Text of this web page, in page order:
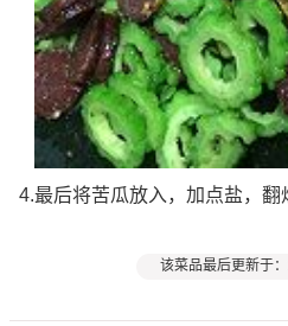
4.最后将苦瓜放入，加点盐，翻
该菜品最后更新于